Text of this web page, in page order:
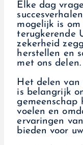
Elke dag
mogelijk is
terugkerende
zekerheid
herstellen en
met ons delen.
Het delen van
is belangrijk
voelen en
ervaringen
bieden voor